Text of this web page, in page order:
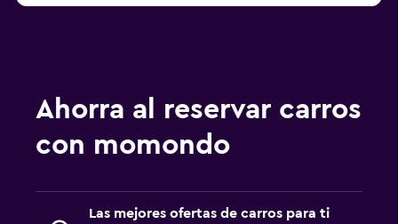
Ahorra al reservar carros
con momondo
Las mejores ofertas de carros para ti